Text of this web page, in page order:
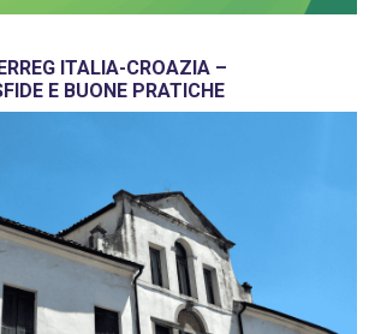
ITALIA-CROAZIA –
E BUONE PRATICHE